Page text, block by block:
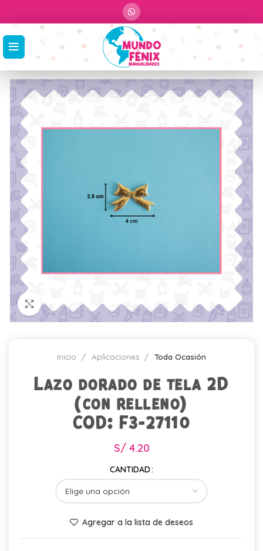
Click para agrandar
Inicio Aplicaciones Toda Ocasión
Lazo dorado de tela 2D
(con relleno)
COD: F3-27110
S/4.20
CANTIDAD
Agregar a la lista de deseos